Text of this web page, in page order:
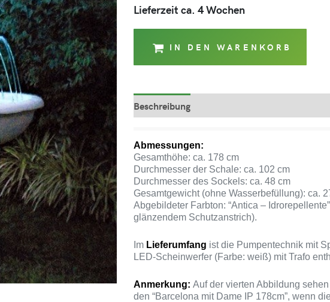
Lieferzeit ca. 4 Wochen
IN DEN WARENKORB
Beschreibung
Abmessungen:
Gesamthöhe: ca. 178 cm
Durchmesser der Schale: ca. 102 cm
Durchmesser des Sockels: ca. 48 cm
Gesamtgewicht (ohne Wasserbefüllung): ca.
Abgebildeter Farbton: “Antica –
glänzendem Schutzanstrich).
Im Lieferumfang ist die Pumpentechnik mit
LED-Scheinwerfer (Farbe: weiß) mit Trafo
Anmerkung:Auf der vierten Abbildung
den “Barcelona mit Dame IP 178cm”, wenn